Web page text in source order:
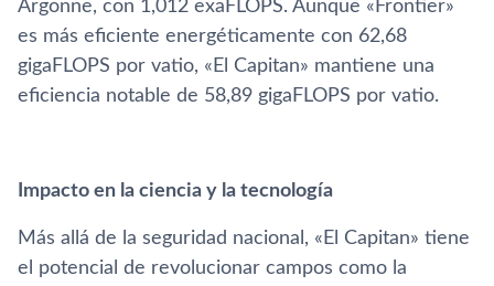
Argonne, con 1,012 exaFLOPS. Aunque «Frontier»
es más eficiente energéticamente con 62,68
gigaFLOPS por vatio, «El Capitan» mantiene una
eficiencia notable de 58,89 gigaFLOPS por vatio.
Impacto en la ciencia y la tecnología
Más allá de la seguridad nacional, «El Capitan» tiene
el potencial de revolucionar campos como la